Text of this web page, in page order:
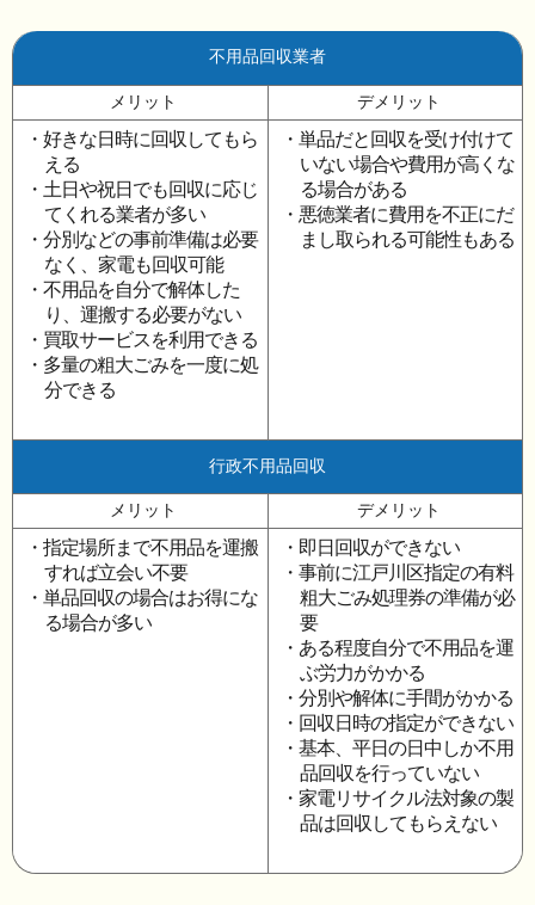
不用品回収業者
メリット デメリット
・好きな日時に回収してもら
える
・土日や祝日でも回収に応じ
てくれる業者が多い
・分別などの事前準備は必要
なく、家電も回収可能
・不用品を自分で解体した
り、運搬する必要がない
・買取サービスを利用できる
・多量の粗大ごみを一度に処
分できる
・単品だと回収を受け付けて
いない場合や費用が高くな
る場合がある
・悪徳業者に費用を不正にだ
まし取られる可能性もある
行政不用品回収
メリット デメリット
・指定場所まで不用品を運搬
すれば立会い不要
・単品回収の場合はお得にな
る場合が多い
・即日回収ができない
・事前に江戸川区指定の有料
粗大ごみ処理券の準備が必
要
・ある程度自分で不用品を運
ぶ労力がかかる
・分別や解体に手間がかかる
・回収日時の指定ができない
・基本、平日の日中しか不用
品回収を行っていない
・家電リサイクル法対象の製
品は回収してもらえない